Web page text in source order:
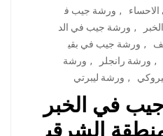
, ورشة جيب ف
, ورشة جيب في الد
, ورشة جيب في بقي
, ورشة رانجلر , ورشة
, ورشة ليبرتي
في الخبر
الشرقي